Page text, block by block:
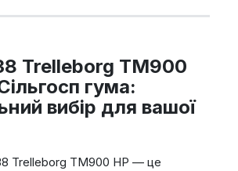
Trelleborg TM900
гума:
вибір для вашої
Trelleborg TM900 HP — це